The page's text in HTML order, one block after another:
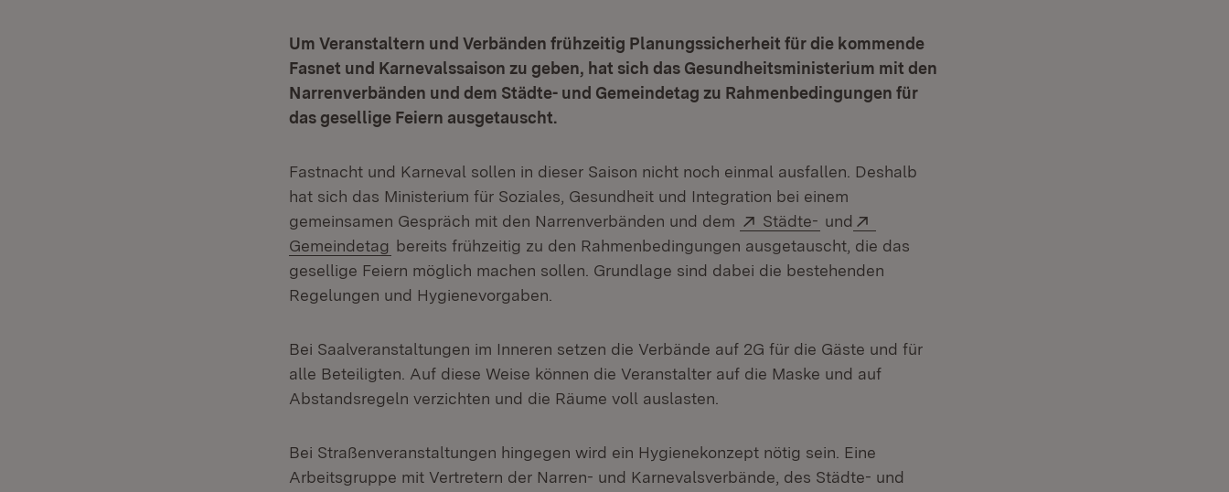
Um Veranstaltern und Verbänden frühzeitig Planungssicherheit für die kommende
Fasnet und Karnevalssaison zu geben, hat sich das Gesundheitsministerium mit den
Narrenverbänden und dem Städte- und Gemeindetag zu Rahmenbedingungen für
das gesellige Feiern ausgetauscht.
Fastnacht und Karneval sollen in dieser Saison nicht noch einmal ausfallen. Deshalb
hat sich das Ministerium für Soziales, Gesundheit und Integration bei einem
gemeinsamen Gespräch mit den Narrenverbänden und dem
Extern:
Städte- (Öffnet in neuem Fenster)
und
Gemeindetag (Öffnet in neuem Fenster)
bereits frühzeitig zu den Rahmenbedingungen ausgetauscht, die das
gesellige Feiern möglich machen sollen. Grundlage sind dabei die bestehenden
Regelungen und Hygienevorgaben.
Bei Saalveranstaltungen im Inneren setzen die Verbände auf 2G für die Gäste und für
alle Beteiligten. Auf diese Weise können die Veranstalter auf die Maske und auf
Abstandsregeln verzichten und die Räume voll auslasten.
Bei Straßenveranstaltungen hingegen wird ein Hygienekonzept nötig sein. Eine
Arbeitsgruppe mit Vertretern der Narren- und Karnevalsverbände, des Städte- und